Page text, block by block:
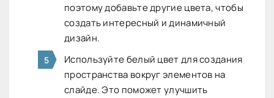
поэтому добавьте другие цвета, чтобы
создать интересный и динамичный
дизайн.
Используйте белый цвет для создания
пространства вокруг элементов на
слайде. Это поможет улучшить